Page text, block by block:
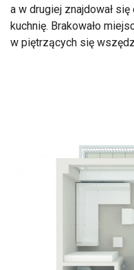
a w drugiej znajdował
kuchnię. Brakowało
w piętrzących się